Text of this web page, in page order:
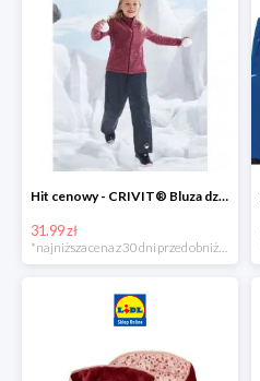
Hit cenowy - CRIVIT® Bluza dziewczęca z polaru
31.99 zł